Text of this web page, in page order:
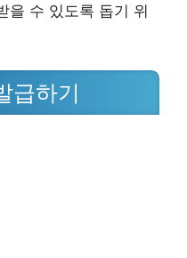
을 수 있도록 돕기 위
급하기